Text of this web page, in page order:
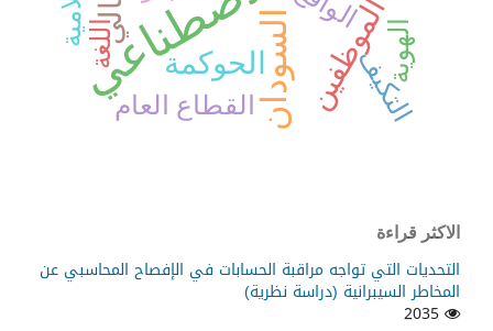
السودانالحوكمة
القطاع العام التكيف
الهوية اللغة
الاكثر قراءة
التحديات التي تواجه مراقبة الحسابات في الإفصاح المحاسبي عن
المخاطر السيبرانية (دراسة نظرية)